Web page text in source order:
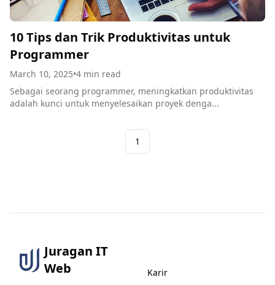
10 Tips dan Trik Produktivitas untuk
Programmer
March 10, 2025•4 min read
Sebagai seorang programmer, meningkatkan produktivitas
adalah kunci untuk menyelesaikan proyek denga...
1
Juragan IT
Web
Karir